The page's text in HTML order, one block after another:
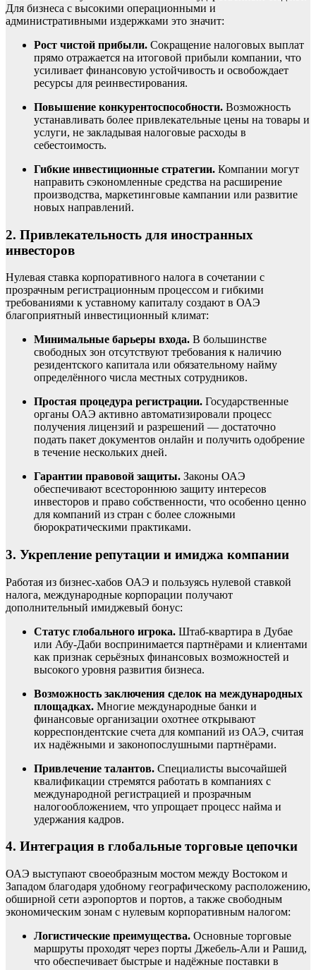
Для бизнеса с высокими операционными и
административными издержками это значит:
Рост чистой прибыли. Сокращение налоговых выплат
прямо отражается на итоговой прибыли компании, что
усиливает финансовую устойчивость и освобождает
ресурсы для реинвестирования.
Повышение конкурентоспособности. Возможность
устанавливать более привлекательные цены на товары и
услуги, не закладывая налоговые расходы в
себестоимость.
Гибкие инвестиционные стратегии. Компании могут
направить сэкономленные средства на расширение
производства, маркетинговые кампании или развитие
новых направлений.
2. Привлекательность для иностранных
инвесторов
Нулевая ставка корпоративного налога в сочетании с
прозрачным регистрационным процессом и гибкими
требованиями к уставному капиталу создают в ОАЭ
благоприятный инвестиционный климат:
Минимальные барьеры входа. В большинстве
свободных зон отсутствуют требования к наличию
резидентского капитала или обязательному найму
определённого числа местных сотрудников.
Простая процедура регистрации. Государственные
органы ОАЭ активно автоматизировали процесс
получения лицензий и разрешений — достаточно
подать пакет документов онлайн и получить одобрение
в течение нескольких дней.
Гарантии правовой защиты. Законы ОАЭ
обеспечивают всестороннюю защиту интересов
инвесторов и право собственности, что особенно ценно
для компаний из стран с более сложными
бюрократическими практиками.
3. Укрепление репутации и имиджа компании
Работая из бизнес-хабов ОАЭ и пользуясь нулевой ставкой
налога, международные корпорации получают
дополнительный имиджевый бонус:
Статус глобального игрока. Штаб-квартира в Дубае
или Абу-Даби воспринимается партнёрами и клиентами
как признак серьёзных финансовых возможностей и
высокого уровня развития бизнеса.
Возможность заключения сделок на международных
площадках. Многие международные банки и
финансовые организации охотнее открывают
корреспондентские счета для компаний из ОАЭ, считая
их надёжными и законопослушными партнёрами.
Привлечение талантов. Специалисты высочайшей
квалификации стремятся работать в компаниях с
международной регистрацией и прозрачным
налогообложением, что упрощает процесс найма и
удержания кадров.
4. Интеграция в глобальные торговые цепочки
ОАЭ выступают своеобразным мостом между Востоком и
Западом благодаря удобному географическому расположению,
обширной сети аэропортов и портов, а также свободным
экономическим зонам с нулевым корпоративным налогом:
Логистические преимущества. Основные торговые
маршруты проходят через порты Джебель-Али и Рашид,
что обеспечивает быстрые и надёжные поставки в